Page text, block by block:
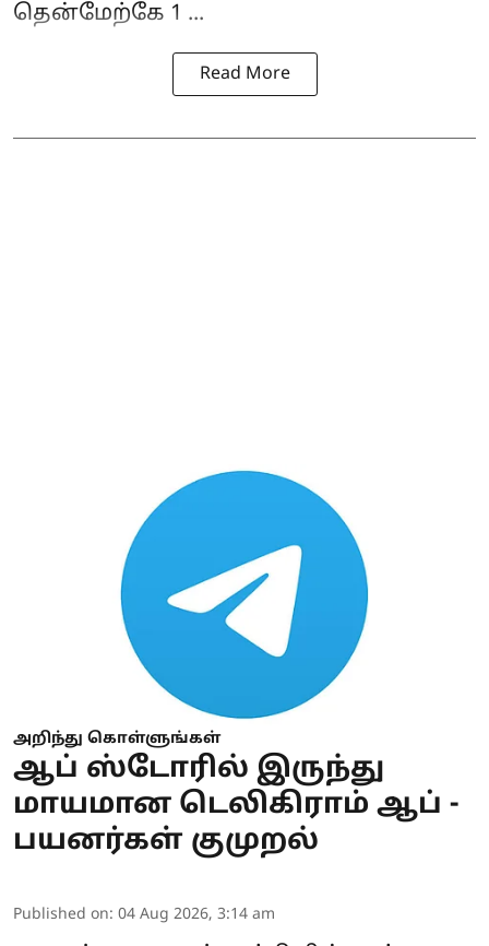
தென்மேற்கே 1 ...
Read More
அறிந்து கொள்ளுங்கள்
ஆப் ஸ்டோரில் இருந்து
மாயமான டெலிகிராம் ஆப் -
பயனர்கள் குமுறல்
Published on: 04 Aug 2026, 3:14 am